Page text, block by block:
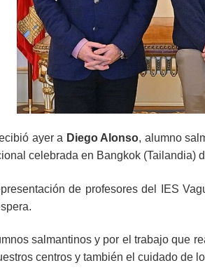
ayer a Diego Alonso, alumno
celebrada en Bangkok (Tailandia)
de profesores del IES
salmantinos y por el trabajo que
centros y también el cuidado de